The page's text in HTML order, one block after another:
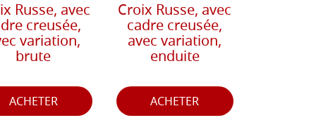
Russe, avec
creusée,
variation,
brute
ACHETER
Croix Russe, avec
cadre creusée,
avec variation,
enduite
ACHETER